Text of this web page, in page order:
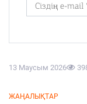
13 Маусым 2026
ЖАҢАЛЫҚТАР